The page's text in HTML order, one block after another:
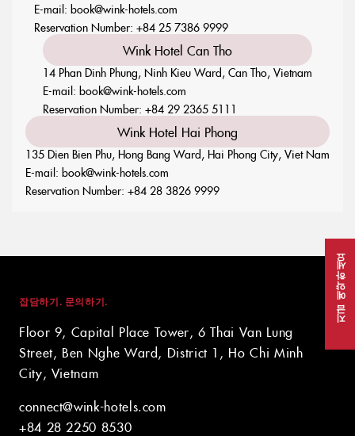
지금 예약하세요
E-mail: book@wink-hotels.com
Reservation Number: +84 25 7386 9999
Wink Hotel Can Tho
14 Phan Dinh Phung, Ninh Kieu Ward, Can Tho, Vietnam
E-mail: book@wink-hotels.com
Reservation Number: +84 29 2365 5111
Wink Hotel Hai Phong
135 Dien Bien Phu, Hong Bang Ward, Hai Phong City, Viet Nam
E-mail: book@wink-hotels.com
Reservation Number: +84 28 3826 9999
잡담하기. 문의하기.
Floor 9, Capital Place Tower, 6 Thai Van Lung
Street, Ben Nghe Ward, District 1, Ho Chi Minh
City, Vietnam
connect@wink-hotels.com
+84 28 2250 8530